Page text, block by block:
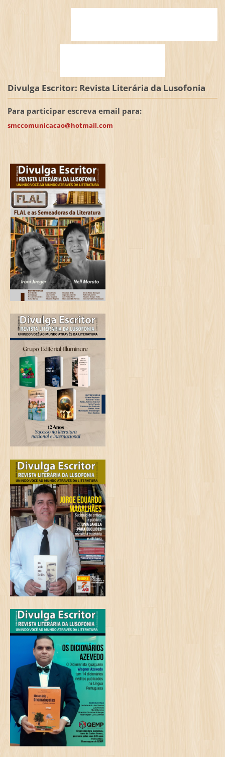
Divulga Escritor: Revista Literária da Lusofonia
Para participar escreva email para:
smccomunicacao@hotmail.com